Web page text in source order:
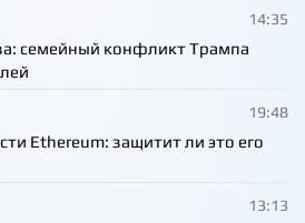
14:35
семейный конфликт Трампа
19:48
Ethereum: защитит ли это его
13:13